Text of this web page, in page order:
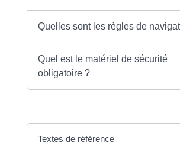
Quelles sont les règles de
Quel est le matériel de sécurité
obligatoire ?
Textes de référence